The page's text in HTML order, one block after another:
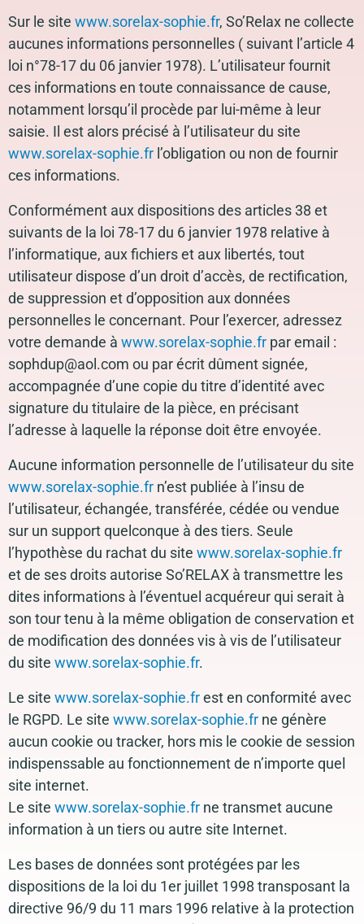
Sur le site www.sorelax-sophie.fr, So’Relax ne collecte
aucunes informations personnelles ( suivant l’article 4
loi n°78-17 du 06 janvier 1978). L’utilisateur fournit
ces informations en toute connaissance de cause,
notamment lorsqu’il procède par lui-même à leur
saisie. Il est alors précisé à l’utilisateur du site
www.sorelax-sophie.fr l’obligation ou non de fournir
ces informations.
Conformément aux dispositions des articles 38 et
suivants de la loi 78-17 du 6 janvier 1978 relative à
l’informatique, aux fichiers et aux libertés, tout
utilisateur dispose d’un droit d’accès, de rectification,
de suppression et d’opposition aux données
personnelles le concernant. Pour l’exercer, adressez
votre demande à www.sorelax-sophie.fr par email :
sophdup@aol.com ou par écrit dûment signée,
accompagnée d’une copie du titre d’identité avec
signature du titulaire de la pièce, en précisant
l’adresse à laquelle la réponse doit être envoyée.
Aucune information personnelle de l’utilisateur du site
www.sorelax-sophie.fr n’est publiée à l’insu de
l’utilisateur, échangée, transférée, cédée ou vendue
sur un support quelconque à des tiers. Seule
l’hypothèse du rachat du site www.sorelax-sophie.fr
et de ses droits autorise So’RELAX à transmettre les
dites informations à l’éventuel acquéreur qui serait à
son tour tenu à la même obligation de conservation et
de modification des données vis à vis de l’utilisateur
du site www.sorelax-sophie.fr.
Le site www.sorelax-sophie.frest en conformité avec
le RGPD. Le site www.sorelax-sophie.fr ne génère
aucun cookie ou tracker, hors mis le cookie de session
indispenssable au fonctionnement de n’importe quel
site internet.
Le site www.sorelax-sophie.fr ne transmet aucune
information à un tiers ou autre site Internet.
Les bases de données sont protégées par les
dispositions de la loi du 1er juillet 1998 transposant la
directive 96/9 du 11 mars 1996 relative à la protection